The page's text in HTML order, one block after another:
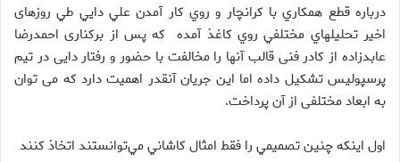
درباره قطع همكاري با كرانچار و روي كار آمدن علي دايي طي روزهای
اخير تحليلهاي مختلفي روي كاغذ آمده که پس از برکناری احمدرضا
عابدزاده از کادر فنی قالب آنها را مخالفت با حضور و رفتار دایی در تیم
پرسپولیس تشکیل داده اما اين جريان آنقدر اهميت دارد که می توان
به ابعاد مختلفی از آن پرداخت.
اول اينكه چنين تصميمي را فقط امثال كاشاني مي‌توانستند اتخاذ كنند